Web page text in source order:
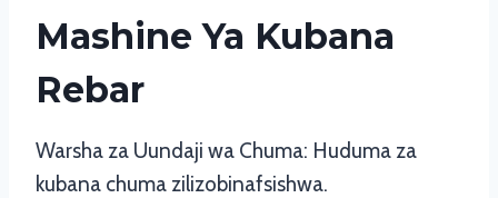
Mashine Ya Kubana
Rebar
Warsha za Uundaji wa Chuma: Huduma za
kubana chuma zilizobinafsishwa.